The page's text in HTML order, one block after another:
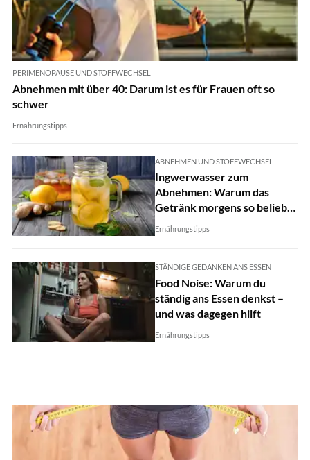
PERIMENOPAUSE UND STOFFWECHSEL
Abnehmen mit über 40: Darum ist es für Frauen oft so
schwer
Ernährungstipps
ABNEHMEN UND STOFFWECHSEL
Ingwerwasser zum
Abnehmen: Warum das
Getränk morgens so beliebt
ist
Ernährungstipps
STÄNDIGE GEDANKEN ANS ESSEN
Food Noise: Warum du
ständig ans Essen denkst –
und was dagegen hilft
Ernährungstipps